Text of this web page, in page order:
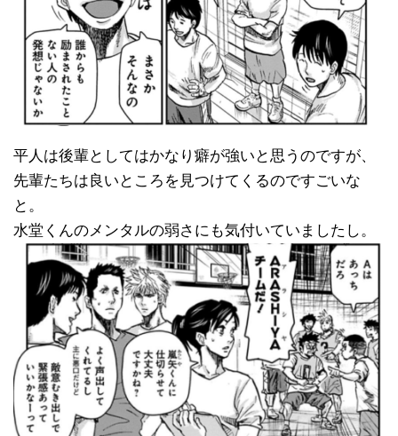
平人は後輩としてはかなり癖が強いと思うのですが、
先輩たちは良いところを見つけてくるのですごいな
と。
水堂くんのメンタルの弱さにも気付いていましたし。